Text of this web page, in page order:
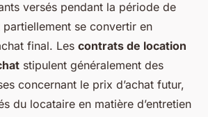
versés pendant la période de
se convertir en
final. Les contrats de location
stipulent généralement des
concernant le prix d’achat futur,
du locataire en matière d’entretien